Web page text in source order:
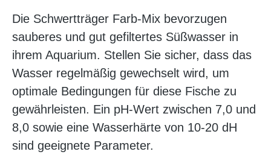
Die Schwertträger Farb-Mix bevorzugen
sauberes und gut gefiltertes Süßwasser in
ihrem Aquarium. Stellen Sie sicher, dass das
Wasser regelmäßig gewechselt wird, um
optimale Bedingungen für diese Fische zu
gewährleisten. Ein pH-Wert zwischen 7,0 und
8,0 sowie eine Wasserhärte von 10-20 dH
sind geeignete Parameter.